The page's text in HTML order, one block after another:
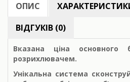
ОПИС
ВІДГУКІВ (0)
Вказана ціна основного
розрихлювачем.
Унікальна система